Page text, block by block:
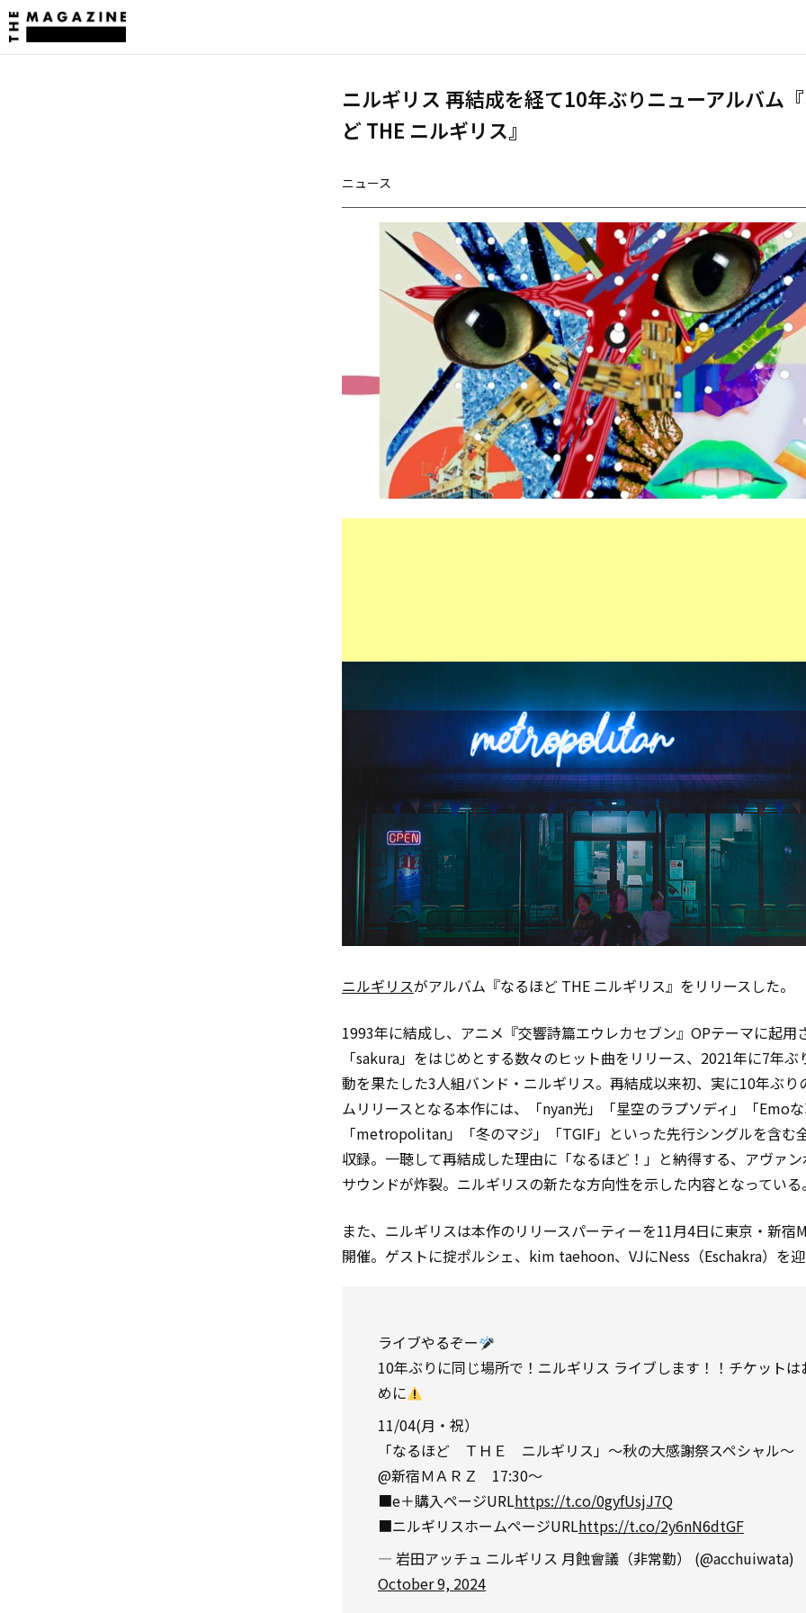
ニルギリス 再結成を経て10年ぶりニューアルバム
ど THE ニルギリス』
ニュース
ニルギリスがアルバム『なるほど THE ニルギリス』をリリースした。
1993年に結成し、アニメ『交響詩篇エウレカセブン』OPテーマに起用
「sakura」をはじめとする数々のヒット曲をリリース、2021年に7年ぶ
動を果たした3人組バンド・ニルギリス。再結成以来初、実に10年ぶり
ムリリースとなる本作には、「nyan光」「星空のラプソディ」「Emo
「metropolitan」「冬のマジ」「TGIF」といった先行シングルを含む
収録。一聴して再結成した理由に「なるほど！」と納得する、アヴァ
サウンドが炸裂。ニルギリスの新たな方向性を示した内容となっている
また、ニルギリスは本作のリリースパーティーを11月4日に東京・新宿
開催。ゲストに掟ポルシェ、kim taehoon、VJにNess（Eschakra）を
ライブやるぞー
10年ぶりに同じ場所で！ニルギリス ライブします！！チケットは
めに
11/04(月・祝）
「なるほど ＴＨＥ ニルギリス」～秋の大感謝祭スペシャル～
@新宿ＭＡＲＺ 17:30〜
■e＋購入ページURLhttps://t.co/0gyfUsjJ7Q
■ニルギリスホームページURLhttps://t.co/2y6nN6dtGF
— 岩田アッチュ ニルギリス 月蝕會議（非常勤） (@acchuiwata)
October 9, 2024